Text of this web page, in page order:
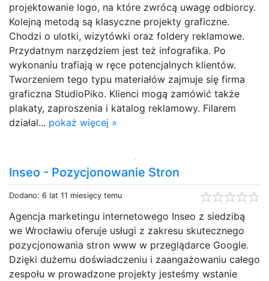
projektowanie logo, na które zwrócą uwagę odbiorcy.
Kolejną metodą są klasyczne projekty graficzne.
Chodzi o ulotki, wizytówki oraz foldery reklamowe.
Przydatnym narzędziem jest też infografika. Po
wykonaniu trafiają w ręce potencjalnych klientów.
Tworzeniem tego typu materiałów zajmuje się firma
graficzna StudioPiko. Klienci mogą zamówić także
plakaty, zaproszenia i katalog reklamowy. Filarem
działal... pokaż więcej »
Inseo - Pozycjonowanie Stron
Dodano: 6 lat 11 miesięcy temu
Agencja marketingu internetowego Inseo z siedzibą
we Wrocławiu oferuje usługi z zakresu skutecznego
pozycjonowania stron www w przeglądarce Google.
Dzięki dużemu doświadczeniu i zaangażowaniu całego
zespołu w prowadzone projekty jesteśmy wstanie